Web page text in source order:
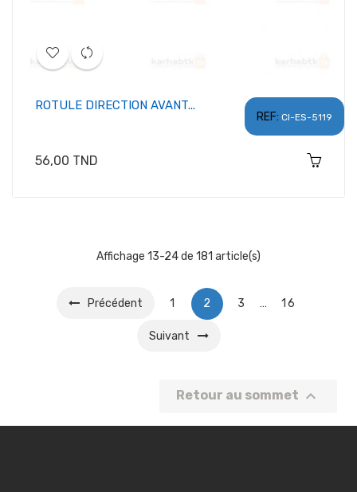
REF: CI-ES-5119
ROTULE DIRECTION AVANT...
Prix
56,00 TND
Affichage 13-24 de 181 article(s)
Précédent 1 2 3 … 16
Suivant
Retour au sommet 